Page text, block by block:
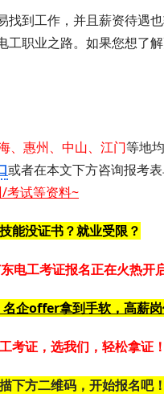
到工作，并且薪资待遇
职业之路。如果您想了
、惠州、中山、江门等地
或者在本文下方咨询报考
考试等资料~
能没证书？就业受限？
电工考证报名正在火热开
企offer拿到手软，高薪岗
考证，选我们，轻松拿证！
下方二维码，开始报名吧！